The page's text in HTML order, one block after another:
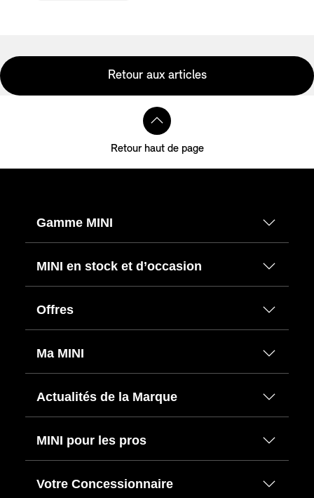
Retour aux articles
Retour haut de page
Gamme MINI
MINI en stock et d’occasion
Offres
Ma MINI
Actualités de la Marque
MINI pour les pros
Votre Concessionnaire